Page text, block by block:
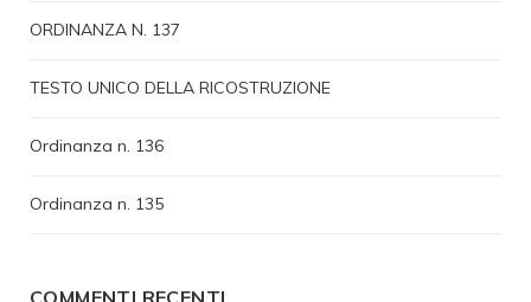
ORDINANZA N. 137
TESTO UNICO DELLA RICOSTRUZIONE
Ordinanza n. 136
Ordinanza n. 135
COMMENTI RECENTI